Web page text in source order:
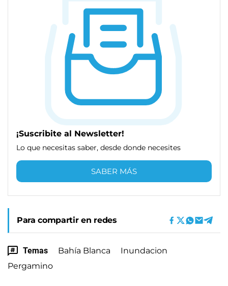
¡Suscribite al Newsletter!
Lo que necesitas saber, desde donde necesites
SABER MÁS
Para compartir en redes
Temas Bahía Blanca
Inundacion
Pergamino